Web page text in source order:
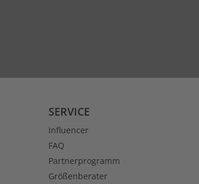
SERVICE
Influencer
FAQ
Partnerprogramm
Größenberater